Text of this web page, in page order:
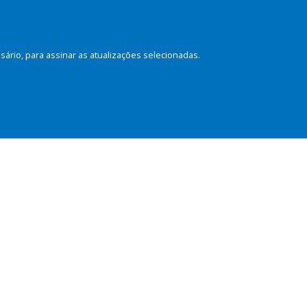
para assinar as atualizações selecionadas.